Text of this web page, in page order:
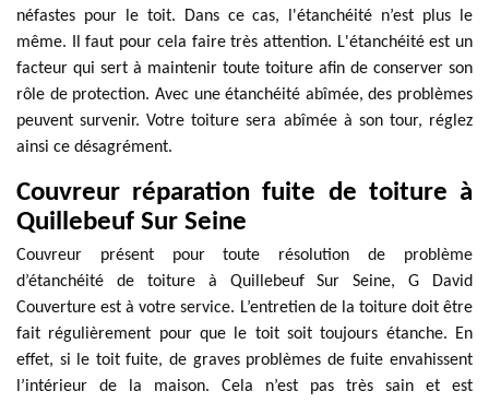
néfastes pour le toit. Dans ce cas, l'étanchéité n’est plus le
même. Il faut pour cela faire très attention. L'étanchéité est un
facteur qui sert à maintenir toute toiture afin de conserver son
rôle de protection. Avec une étanchéité abîmée, des problèmes
peuvent survenir. Votre toiture sera abîmée à son tour, réglez
ainsi ce désagrément.
Couvreur réparation fuite de toiture à
Quillebeuf Sur Seine
Couvreur présent pour toute résolution de problème
d’étanchéité de toiture à Quillebeuf Sur Seine, G David
Couverture est à votre service. L’entretien de la toiture doit être
fait régulièrement pour que le toit soit toujours étanche. En
effet, si le toit fuite, de graves problèmes de fuite envahissent
l’intérieur de la maison. Cela n’est pas très sain et est